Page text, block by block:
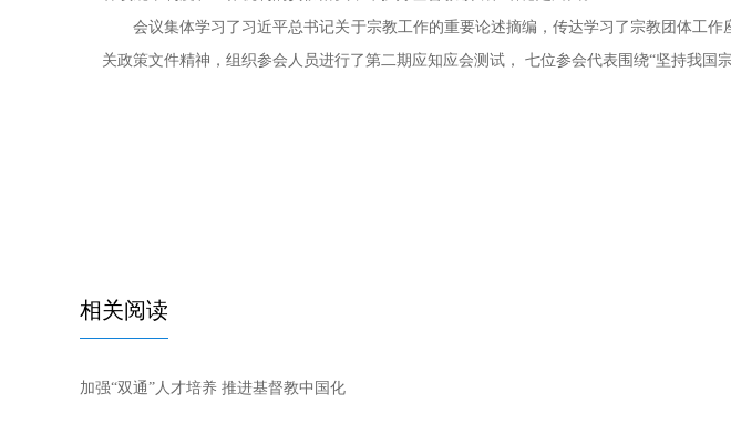
会议集体学习了习近平总书记关于宗教工作的重要论述摘编，传达学习了宗教团体工
关政策文件精神，组织参会人员进行了第二期应知应会测试， 七位参会代表围绕“坚持我国
相关阅读
加强“双通”人才培养 推进基督教中国化